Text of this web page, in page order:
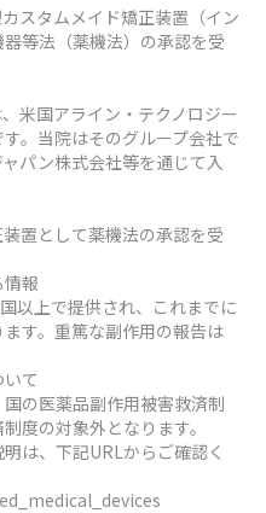
スタムメイド矯正装置（イン
等法（薬機法）の承認を受
米国アライン・テクノロジー
。当院はそのグループ会社で
パン株式会社等を通じて入
置として薬機法の承認を受
情報
以上で提供され、これまでに
す。重篤な副作用の報告は
て
の医薬品副作用被害救済制
度の対象外となります。
は、下記URLからご確認く